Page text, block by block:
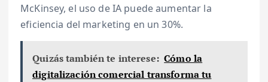
McKinsey, el uso de IA puede aumentar la
eficiencia del marketing en un 30%.
Quizás también te interese: Cómo la
digitalización comercial transforma tu